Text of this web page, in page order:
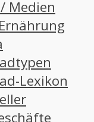
Medien
Lexikon